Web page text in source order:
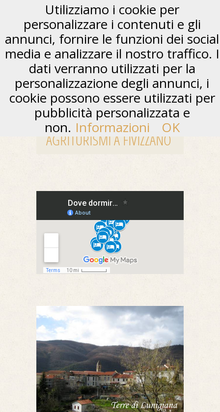
AGRITURISMI A FIVIZZANO
Utilizziamo i cookie per
personalizzare i contenuti e gli
annunci, fornire le funzioni dei social
media e analizzare il nostro traffico. I
dati verranno utilizzati per la
personalizzazione degli annunci, i
cookie possono essere utilizzati per
pubblicità personalizzata e
non. Informazioni OK